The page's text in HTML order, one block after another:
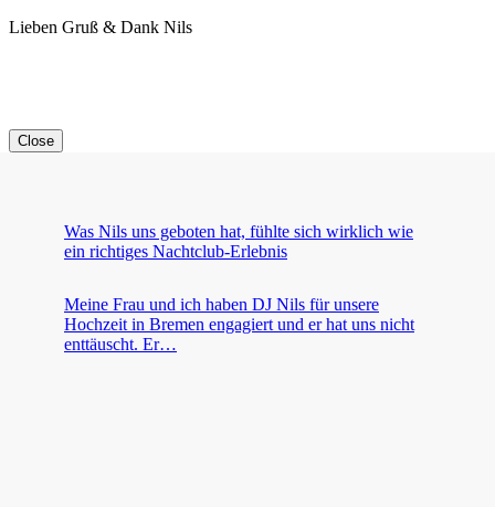
Lieben Gruß & Dank Nils
Close
Was Nils uns geboten hat, fühlte sich wirklich wie
ein richtiges Nachtclub-Erlebnis
Meine Frau und ich haben DJ Nils für unsere
Hochzeit in Bremen engagiert und er hat uns nicht
enttäuscht. Er…